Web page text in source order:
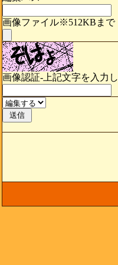
画像ファイル※512KBまで
画像認証-上記文字を入力